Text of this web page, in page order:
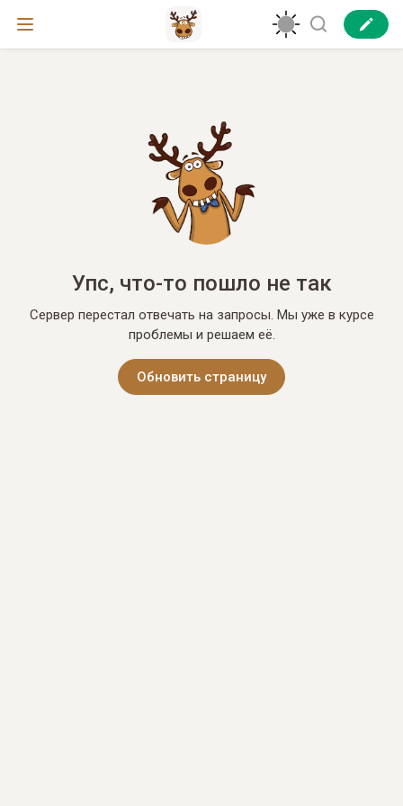
Упс, что-то пошло не так
Сервер перестал отвечать на запросы. Мы уже в курсе
проблемы и решаем её.
Обновить страницу